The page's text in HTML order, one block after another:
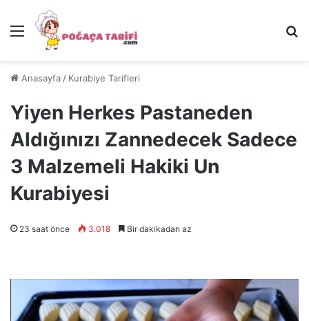
Menü
Anasayfa / Kurabiye Tarifleri
Yiyen Herkes Pastaneden
Aldığınızı Zannedecek Sadece
3 Malzemeli Hakiki Un
Kurabiyesi
23 saat önce 3.018 Bir dakikadan az